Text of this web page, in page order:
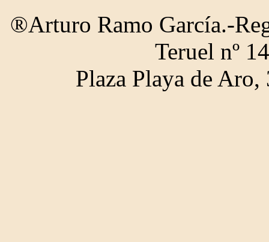
®Arturo Ramo García.-
Teruel nº
Plaza Playa de